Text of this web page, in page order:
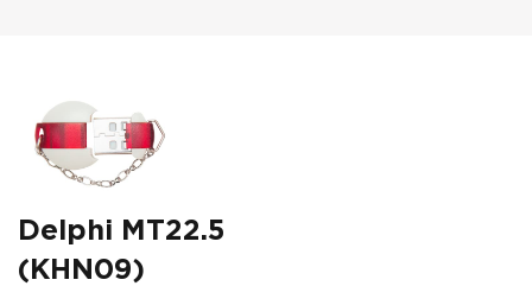
Delphi MT22.5
(KHN09)